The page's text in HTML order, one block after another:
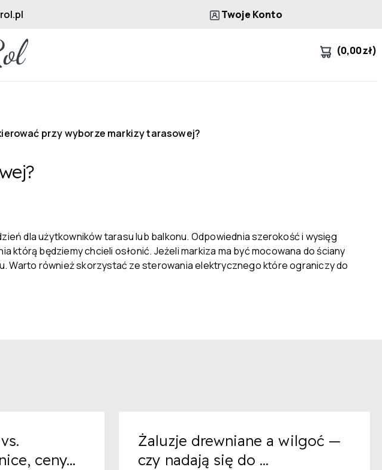
Twoje Konto
(0,00zł)
przy wyborze markizy tarasowej?
dla użytkowników tarasu lub balkonu. Odpowiednia szerokość i wysięg
będziemy chcieli osłonić. Jeżeli markiza ma być mocowana do ściany
Warto również skorzystać ze sterowania elektrycznego które ograniczy do
ceny...
Żaluzje drewniane a wilgoć —
czy nadają się do ...